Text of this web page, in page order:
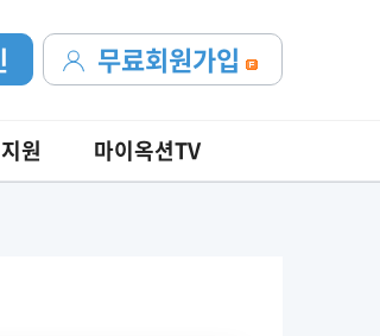
무료회원가입
원 마이옥션TV